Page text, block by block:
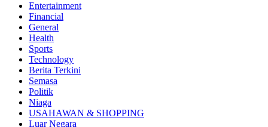
Entertainment
Financial
General
Health
Sports
Technology
Berita Terkini
Semasa
Politik
Niaga
USAHAWAN & SHOPPING
Luar Negara